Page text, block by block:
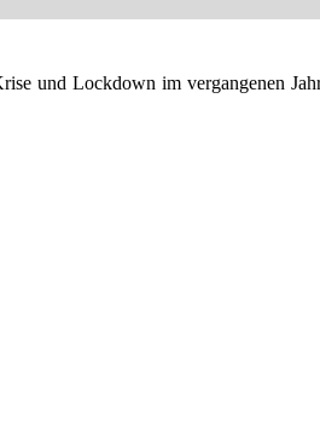
und Lockdown im vergangenen